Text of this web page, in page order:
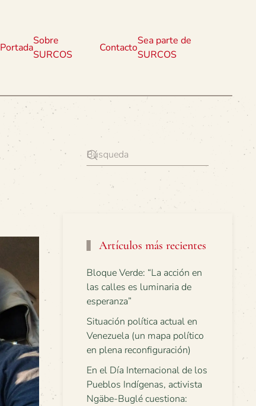
Portada
Sobre
SURCOS
Contacto
Sea parte de
SURCOS
Artículos más recientes
Bloque Verde: “La acción en
las calles es luminaria de
esperanza”
Situación política actual en
Venezuela (un mapa político
en plena reconfiguración)
En el Día Internacional de los
Pueblos Indígenas, activista
Ngäbe-Buglé cuestiona: